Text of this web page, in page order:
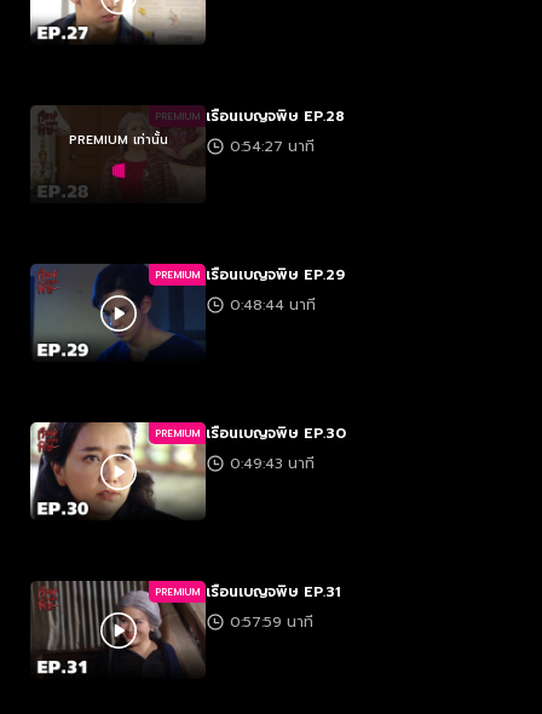
PREMIUM
PREMIUM เท่านั้น
เรือนเบญจพิษ EP.28
0:54:27 นาที
PREMIUM เรือนเบญจพิษ EP.29
0:48:44 นาที
PREMIUM เรือนเบญจพิษ EP.30
0:49:43 นาที
PREMIUM เรือนเบญจพิษ EP.31
0:57:59 นาที